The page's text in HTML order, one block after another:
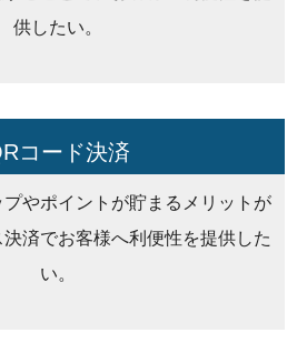
供したい。
コード決済
やポイントが貯まるメリットが
済でお客様へ利便性を提供した
い。